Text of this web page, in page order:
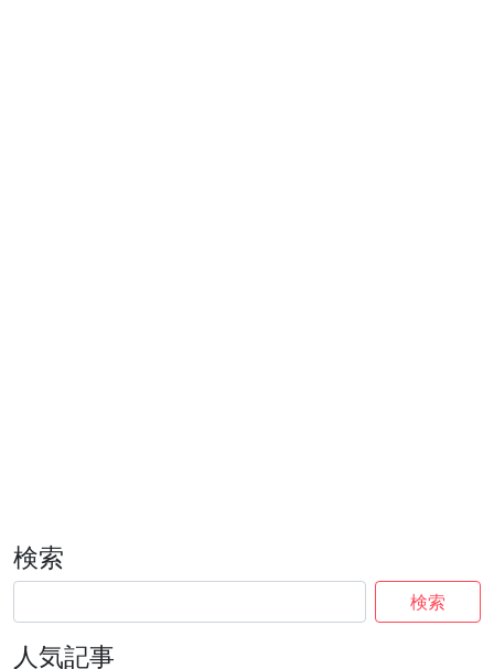
検索
検索
人気記事